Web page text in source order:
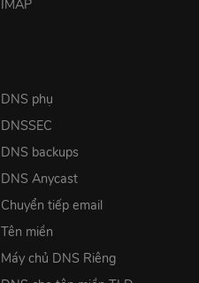
IMAP
DNS phụ
DNSSEC
DNS backups
DNS Anycast
Chuyển tiếp email
Tên miền
Máy chủ DNS Riêng